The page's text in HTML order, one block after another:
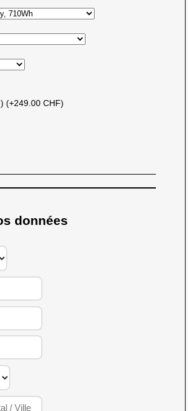
(+249.00 CHF)
données